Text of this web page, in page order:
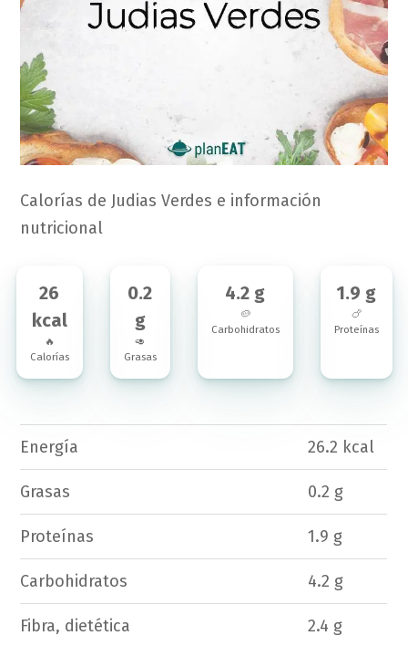
Calorías de Judias Verdes e información
nutricional
26
kcal
🔥
Calorías
0.2
g
🥑
Grasas
4.2 g
🥔
Carbohidratos
1.9 g
🍗
Proteínas
Energía 26.2 kcal
Grasas 0.2 g
Proteínas 1.9 g
Carbohidratos 4.2 g
Fibra, dietética 2.4 g